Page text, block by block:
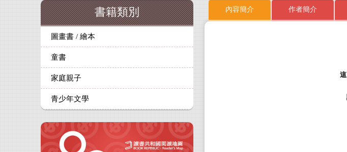
內容簡介 作者簡介
書籍類別
圖畫書 / 繪本
童書
家庭親子
青少年文學